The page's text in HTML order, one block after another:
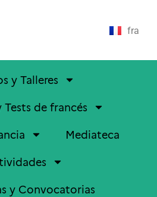
fra
y Talleres
de francés
Mediateca
y Convocatorias